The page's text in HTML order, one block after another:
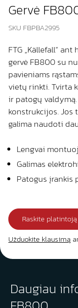
Gervė
SKU FBPBA2995
FTG „Källefall” ant
gervė FB800 su
pavieniams
vietų rinkti. Tvirta
ir patogų
konstrukcijos. Jos
galima naudoti
Lengvai
Galimas
Patogus įrankis
Raskite platintoją
Užduokite klausimą
Daugiau